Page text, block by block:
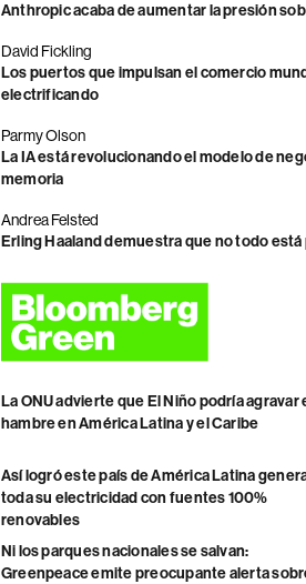
Anthropic acaba de aumentar la presión
David Fickling
Los puertos que impulsan el comercio
electrificando
Parmy Olson
La IA está revolucionando el modelo de
memoria
Andrea Felsted
Erling Haaland demuestra que no todo
La ONU advierte que El Niño podría agravar
hambre en América Latina y el Caribe
Así logró este país de América Latina
toda su electricidad con fuentes 100%
renovables
Ni los parques nacionales se salvan:
Greenpeace emite preocupante alerta